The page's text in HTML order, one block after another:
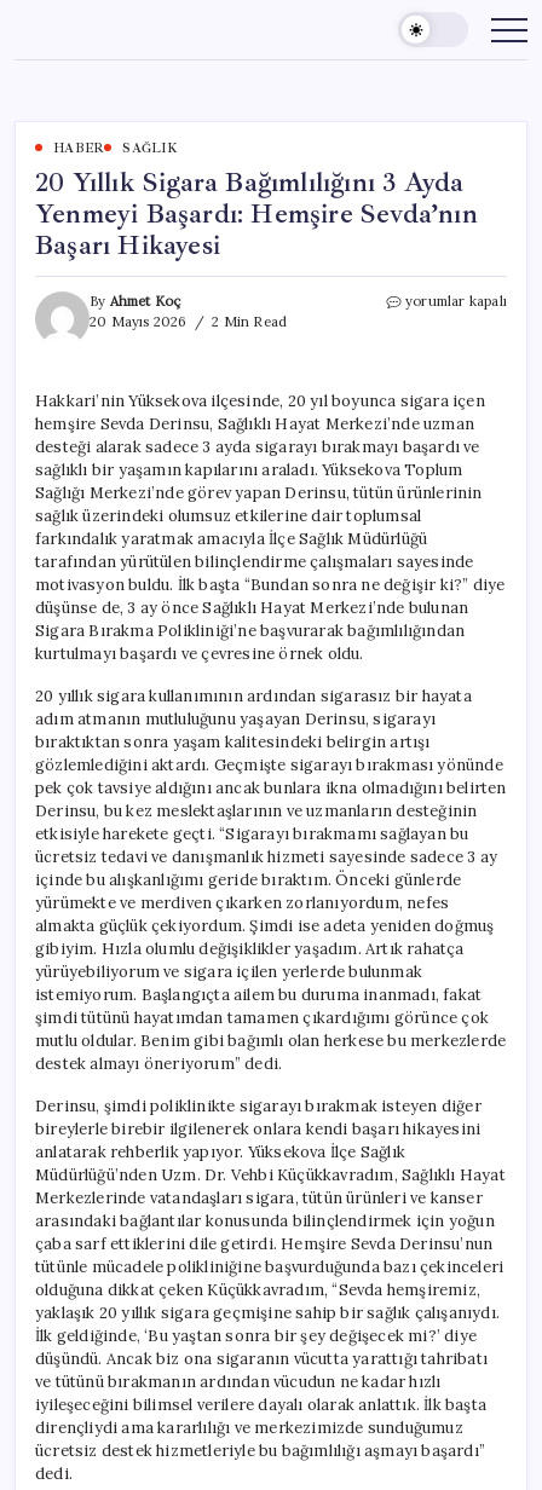
content
HABER SAĞLIK
20 Yıllık Sigara Bağımlılığını 3 Ayda
Yenmeyi Başardı: Hemşire Sevda’nın
Başarı Hikayesi
By Ahmet Koç
20 Mayıs 2026
2 Min Read
20
Ayda
Yenmeyi
Başardı:
Hemşire
Sevda’nın
Başarı
Hikayesi
için
yorumlar kapalı
Hakkari’nin Yüksekova ilçesinde, 20 yıl boyunca sigara içen
hemşire Sevda Derinsu, Sağlıklı Hayat Merkezi’nde uzman
desteği alarak sadece 3 ayda sigarayı bırakmayı başardı ve
sağlıklı bir yaşamın kapılarını araladı. Yüksekova Toplum
Sağlığı Merkezi’nde görev yapan Derinsu, tütün ürünlerinin
sağlık üzerindeki olumsuz etkilerine dair toplumsal
farkındalık yaratmak amacıyla İlçe Sağlık Müdürlüğü
tarafından yürütülen bilinçlendirme çalışmaları sayesinde
motivasyon buldu. İlk başta “Bundan sonra ne değişir ki?” diye
düşünse de, 3 ay önce Sağlıklı Hayat Merkezi’nde bulunan
Sigara Bırakma Polikliniği’ne başvurarak bağımlılığından
kurtulmayı başardı ve çevresine örnek oldu.
20 yıllık sigara kullanımının ardından sigarasız bir hayata
adım atmanın mutluluğunu yaşayan Derinsu, sigarayı
bıraktıktan sonra yaşam kalitesindeki belirgin artışı
gözlemlediğini aktardı. Geçmişte sigarayı bırakması yönünde
pek çok tavsiye aldığını ancak bunlara ikna olmadığını belirten
Derinsu, bu kez meslektaşlarının ve uzmanların desteğinin
etkisiyle harekete geçti. “Sigarayı bırakmamı sağlayan bu
ücretsiz tedavi ve danışmanlık hizmeti sayesinde sadece 3 ay
içinde bu alışkanlığımı geride bıraktım. Önceki günlerde
yürümekte ve merdiven çıkarken zorlanıyordum, nefes
almakta güçlük çekiyordum. Şimdi ise adeta yeniden doğmuş
gibiyim. Hızla olumlu değişiklikler yaşadım. Artık rahatça
yürüyebiliyorum ve sigara içilen yerlerde bulunmak
istemiyorum. Başlangıçta ailem bu duruma inanmadı, fakat
şimdi tütünü hayatımdan tamamen çıkardığımı görünce çok
mutlu oldular. Benim gibi bağımlı olan herkese bu merkezlerde
destek almayı öneriyorum” dedi.
Derinsu, şimdi poliklinikte sigarayı bırakmak isteyen diğer
bireylerle birebir ilgilenerek onlara kendi başarı hikayesini
anlatarak rehberlik yapıyor. Yüksekova İlçe Sağlık
Müdürlüğü’nden Uzm. Dr. Vehbi Küçükkavradım, Sağlıklı Hayat
Merkezlerinde vatandaşları sigara, tütün ürünleri ve kanser
arasındaki bağlantılar konusunda bilinçlendirmek için yoğun
çaba sarf ettiklerini dile getirdi. Hemşire Sevda Derinsu’nun
tütünle mücadele polikliniğine başvurduğunda bazı çekinceleri
olduğuna dikkat çeken Küçükkavradım, “Sevda hemşiremiz,
yaklaşık 20 yıllık sigara geçmişine sahip bir sağlık çalışanıydı.
İlk geldiğinde, ‘Bu yaştan sonra bir şey değişecek mi?’ diye
düşündü. Ancak biz ona sigaranın vücutta yarattığı tahribatı
ve tütünü bırakmanın ardından vücudun ne kadar hızlı
iyileşeceğini bilimsel verilere dayalı olarak anlattık. İlk başta
dirençliydi ama kararlılığı ve merkezimizde sunduğumuz
ücretsiz destek hizmetleriyle bu bağımlılığı aşmayı başardı”
dedi.